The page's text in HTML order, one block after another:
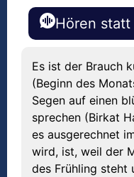
Hören statt
Es ist der Brauch
(Beginn des
Segen auf einen
sprechen (Birkat
es ausgerechnet
wird, ist, weil der
des Frühling steht